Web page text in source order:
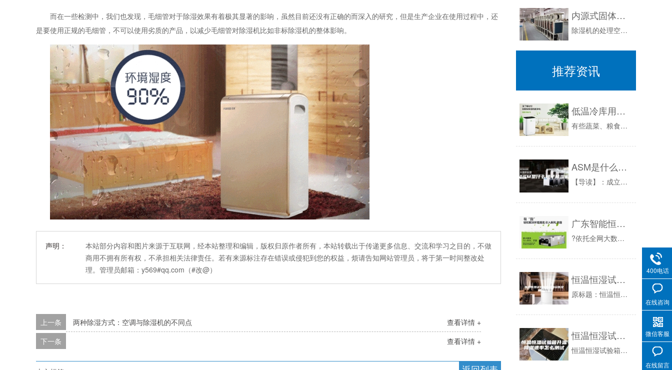
而在一些检测中，我们也发现，毛细管对于除湿效果有着极其显著的影响，虽然目前还没有正确的而深入的研究，但是生产企业在使用过程中，还
是要使用正规的毛细管，不可以使用劣质的产品，以减少毛细管对除湿机比如非标除湿机的整体影响。
声明：
本站部分内容和图片来源于互联网，经本站整理和编辑，版权归原作者所有，本站转载出于传递更多信息、交流和学习之目的，不做
商用不拥有所有权，不承担相关法律责任。若有来源标注存在错误或侵犯到您的权益，烦请告知网站管理员，将于第一时间整改处
理。管理员邮箱：y569#qq.com（#改@）
查看详情 +
上一条
两种除湿方式：空调与除湿机的不同点
查看详情 +
下一条
内源式固体吸附除湿机（2）
除湿机的处理空气量与热平衡计算除湿量与处理风量由图可知除湿机在1h考虑到吸湿过程，单位除湿量在7～8g/kg干之间，考虑到测量误差，取6～7...
推荐资讯
低温冷库用的除湿机
有些蔬菜、粮食、水果、药品、茶叶、水产、乳制品、肉制品等需要储存在低温冷库中保鲜，冷库的温度比较低，2-15℃，而湿度比较大，物品长期存放在...
ASM是什么牌子除湿机
【导读】：成立于2000年，企业注册商标“”是一家集研发、生产、销售为一体的除湿机、抽湿机专业制造厂家。企业通过ISO9001：2008国际...
广东智能恒温恒湿试验箱品牌排名
?依托全网大数据，根据品牌评价以及销量评选出广东智能恒温恒湿试验箱品牌排行榜，如果您正在查找恒温恒湿箱什么牌子好？那么本恒温恒湿试验箱箱品牌...
恒温恒湿试验箱的故障诊断及解决方法
原标题：恒温恒湿试验箱的故障诊断及解决方法恒温恒湿试验箱的原理就是应用制热、制冷、加湿等系统来停止高温、低温、湿度的环境模仿，经过上下温变化...
恒温恒湿试验箱升温降温速率怎么测试
恒温恒湿试验箱升温降温速率怎么测试恒温恒湿箱升温及降温速率测试需在满载条件下进行,升温及降温速率：每5min的平均变化速率为5±1℃/min...
400电话
在线咨询
微信客服
在线留言